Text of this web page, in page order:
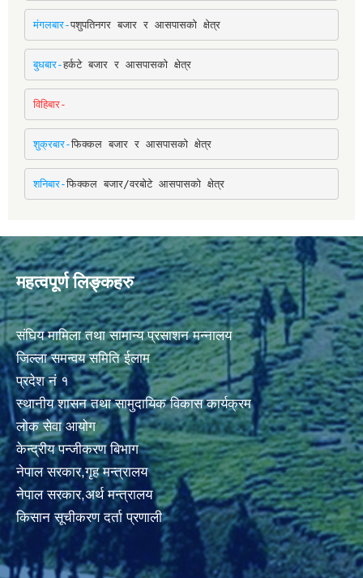
मंगलबार-पशुपतिनगर बजार र आसपासको क्षेत्र
बुधबार-हर्कटे बजार र आसपासको क्षेत्र
विहिबार-
शुक्रबार-फिक्कल बजार र आसपासको क्षेत्र
शनिबार-फिक्कल बजार/वरबोटे आसपासको क्षेत्र
महत्वपूर्ण लिङ्कहरु
संघिय मामिला तथा सामान्य प्रसाशन मन्नालय
जिल्ला समन्वय समिति ईलाम
प्रदेश नं १
स्थानीय शासन तथा सामुदायिक विकास कार्यक्रम
लोक सेवा आयोग
केन्द्रीय पन्जीकरण बिभाग
नेपाल सरकार,गृह मन्त्रालय
नेपाल सरकार,अर्थ मन्त्रालय
किसान सूचीकरण दर्ता प्रणाली